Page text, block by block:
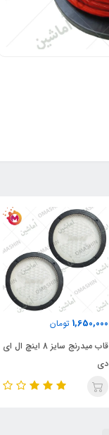
1,650,000 تومان
قاب میدرنج سایز 8 اینچ ال ای
دی